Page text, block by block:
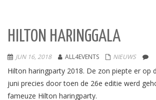
HILTON HARINGGALA
JUN 16, 2018 ALL4EVENTS NIEUWS
Hilton haringparty 2018. De zon piepte er op
juni precies door toen de 26e editie werd
fameuze Hilton haringparty.